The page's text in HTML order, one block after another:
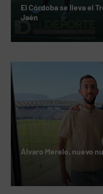
El Córdoba se lleva el
Jaén
Álvaro Merelo, nuevo